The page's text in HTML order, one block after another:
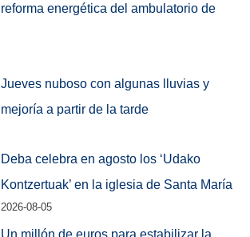
reforma energética del ambulatorio de
Jueves nuboso con algunas lluvias y
mejoría a partir de la tarde
Deba celebra en agosto los ‘Udako
Kontzertuak’ en la iglesia de Santa María
2026-08-05